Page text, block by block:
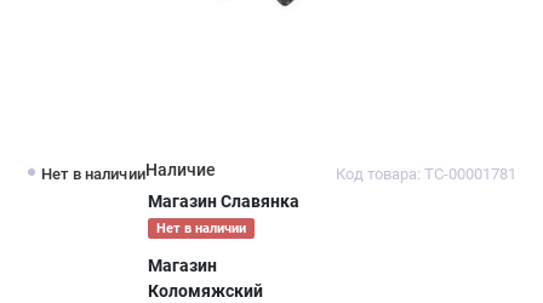
Нет в наличии Код товара: ТС-00001781
Наличие
Магазин Славянка
Нет в наличии
Магазин
Коломяжский